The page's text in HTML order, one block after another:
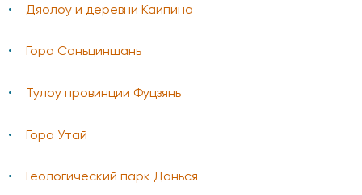
Дяолоу и деревни Кайпина
Гора Саньциншань
Тулоу провинции Фуцзянь
Гора Утай
Геологический парк Данься